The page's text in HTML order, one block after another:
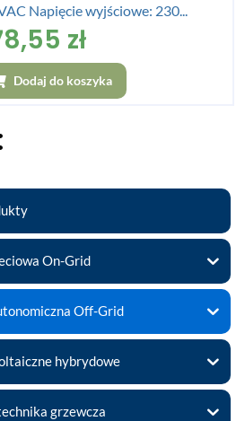
On-Grid
Off-Grid
hybrydowe
grzewcza
Napięcie wyjściowe: 230...
zł
Dodaj do koszyka